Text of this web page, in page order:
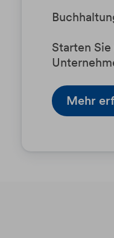
Starten
Mehr